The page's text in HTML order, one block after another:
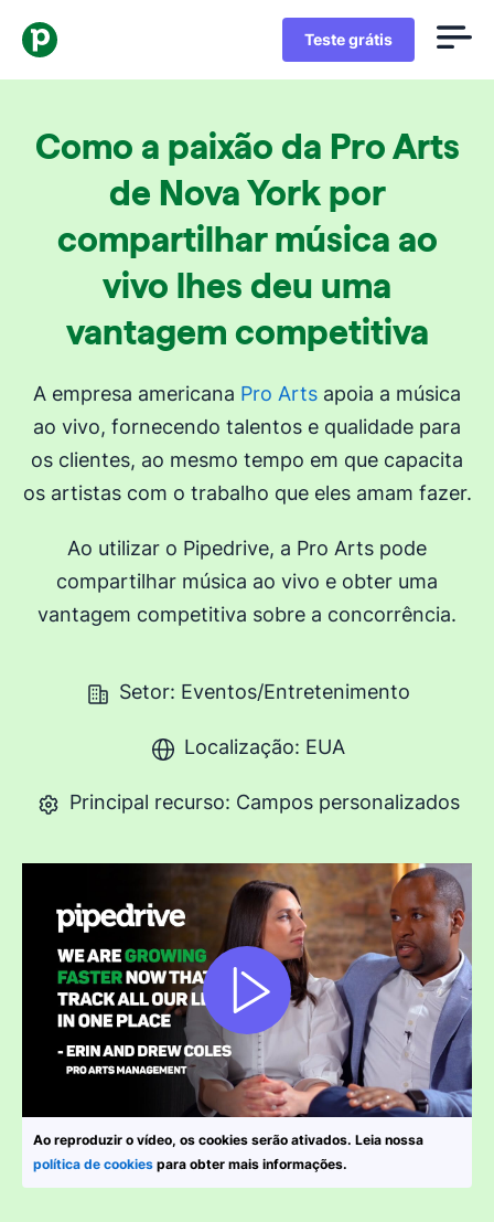
Teste grátis
Como a paixão da Pro Arts
de Nova York por
compartilhar música ao
vivo lhes deu uma
vantagem competitiva
A empresa americana Pro Arts apoia a música
ao vivo, fornecendo talentos e qualidade para
os clientes, ao mesmo tempo em que capacita
os artistas com o trabalho que eles amam fazer.
Ao utilizar o Pipedrive, a Pro Arts pode
compartilhar música ao vivo e obter uma
vantagem competitiva sobre a concorrência.
Setor: Eventos/Entretenimento
Localização: EUA
Principal recurso: Campos personalizados
Ao reproduzir o vídeo, os cookies serão ativados. Leia nossa
política de cookies para obter mais informações.